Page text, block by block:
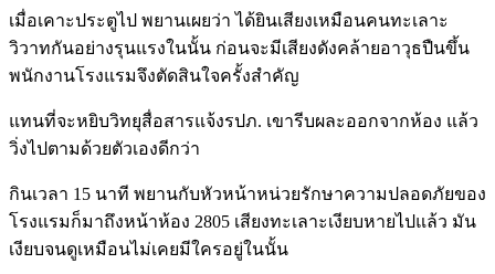
เมื่อเคาะประตูไป พยานเผยว่า ได้ยินเสียงเหมือนคนทะเลาะ
วิวาทกันอย่างรุนแรงในนั้น ก่อนจะมีเสียงดังคล้ายอาวุธปืนขึ้น
พนักงานโรงแรมจึงตัดสินใจครั้งสำคัญ
แทนที่จะหยิบวิทยุสื่อสารแจ้งรปภ. เขารีบผละออกจากห้อง แล้ว
วิ่งไปตามด้วยตัวเองดีกว่า
กินเวลา 15 นาที พยานกับหัวหน้าหน่วยรักษาความปลอดภัยของ
โรงแรมก็มาถึงหน้าห้อง 2805 เสียงทะเลาะเงียบหายไปแล้ว มัน
เงียบจนดูเหมือนไม่เคยมีใครอยู่ในนั้น